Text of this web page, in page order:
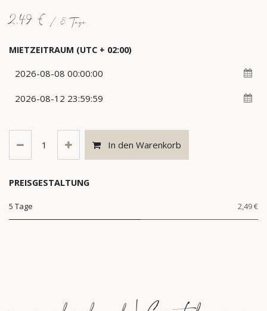
2,49 € / 5 Tage
MIETZEITRAUM (UTC + 02:00)
In den Warenkorb
PREISGESTALTUNG
5 Tage 2,49 €